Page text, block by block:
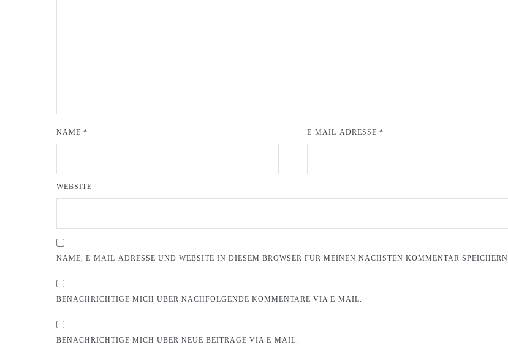
NAME * E-MAIL-ADRESSE*
WEBSITE
NAME, E-MAIL-ADRESSE UND WEBSITE IN DIESEM BROWSER FÜR MEINEN NÄCHSTEN KOMMENTAR SPEICHERN.
BENACHRICHTIGE MICH ÜBER NACHFOLGENDE KOMMENTARE VIA E-MAIL.
BENACHRICHTIGE MICH ÜBER NEUE BEITRÄGE VIA E-MAIL.